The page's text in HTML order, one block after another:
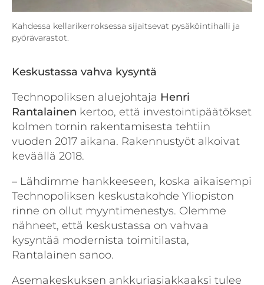
Kahdessa kellarikerroksessa sijaitsevat pysäköintihalli ja
pyörävarastot.
Keskustassa vahva kysyntä
Technopoliksen aluejohtaja Henri
Rantalainen kertoo, että investointipäätökset
kolmen tornin rakentamisesta tehtiin
vuoden 2017 aikana. Rakennustyöt alkoivat
keväällä 2018.
– Lähdimme hankkeeseen, koska aikaisempi
Technopoliksen keskustakohde Yliopiston
rinne on ollut myyntimenestys. Olemme
nähneet, että keskustassa on vahvaa
kysyntää modernista toimitilasta,
Rantalainen sanoo.
Asemakeskuksen ankkuriasiakkaaksi tulee